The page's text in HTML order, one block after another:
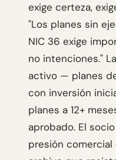
exige certeza,
"Los planes sin
NIC 36 exige
no intenciones."
activo — planes
con inversión
planes a 12+
aprobado. El
presión comercial